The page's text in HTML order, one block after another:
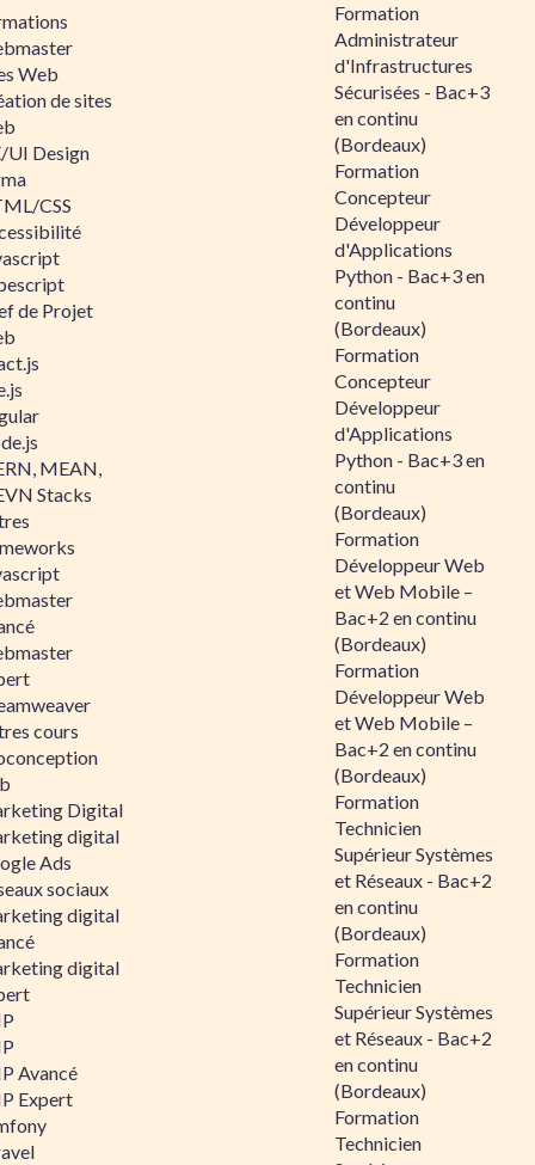
Web
de sites
UI Design
CSS
de Projet
MEAN,
Stacks
cours
Digital
digital
Ads
sociaux
digital
digital
Avancé
Expert
Formation
Administrateur
d'Infrastructures
Sécurisées - Bac+3
en continu
(Bordeaux)
Formation
Concepteur
Développeur
d'Applications
Python - Bac+3 en
continu
(Bordeaux)
Formation
Concepteur
Développeur
d'Applications
Python - Bac+3 en
continu
(Bordeaux)
Formation
Développeur Web
et Web Mobile –
Bac+2 en continu
(Bordeaux)
Formation
Développeur Web
et Web Mobile –
Bac+2 en continu
(Bordeaux)
Formation
Technicien
Supérieur Systèmes
et Réseaux - Bac+2
en continu
(Bordeaux)
Formation
Technicien
Supérieur Systèmes
et Réseaux - Bac+2
en continu
(Bordeaux)
Formation
Technicien